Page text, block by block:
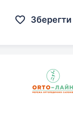
Зберегти